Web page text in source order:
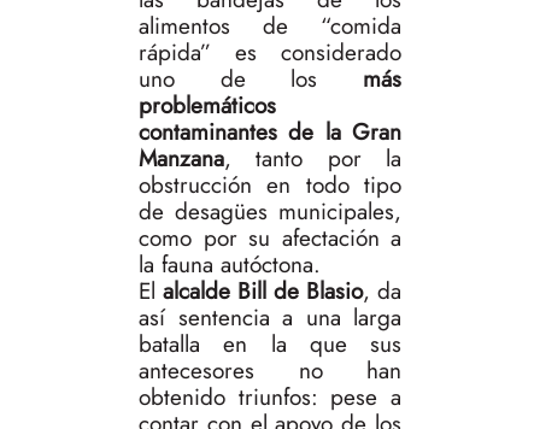
alimentos de “comida
rápida” es considerado
uno de los más
problemáticos
contaminantes de la Gran
Manzana, tanto por la
obstrucción en todo tipo
de desagües municipales,
como por su afectación a
la fauna autóctona.
El alcalde Bill de Blasio, da
así sentencia a una larga
batalla en la que sus
antecesores no han
obtenido triunfos: pese a